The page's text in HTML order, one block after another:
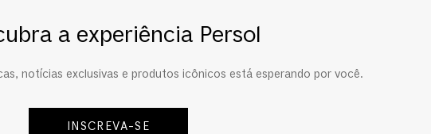
a experiência Persol
notícias exclusivas e produtos icônicos está esperando por você.
INSCREVA-SE